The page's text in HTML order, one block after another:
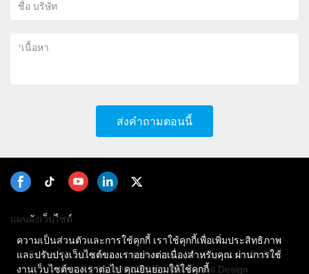
ชื่อ บริษัท
*เนื้อหา
ส่งคำถามตอนนี้
แผนผังเว็บไซต์
ลิขสิทธิ์ © 2026 Shenzhen kosintec Co., Ltd - สงวนลิขสิทธิ์
粤ICP备2021091326号
Design
ความเป็นส่วนตัวและการใช้คุกกี้ เราใช้คุกกี้เพื่อเพิ่มประสิทธิภาพ
และปรับปรุงเว็บไซต์ของเราอย่างต่อเนื่องสำหรับคุณ ผ่านการใช้
งานเว็บไซต์ของเราต่อไป คุณยินยอมให้ใช้คุกกี้